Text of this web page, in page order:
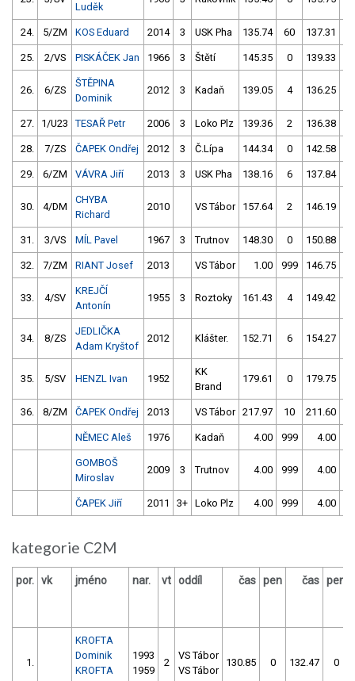
Luděk
24. 5/ZM KOS Eduard 2014 3 USK Pha 135.74 60 137.31
25. 2/VS PISKÁČEK Jan 1966 3 Štětí 145.35 0 139.33
26. 6/ZS
ŠTĚPINA
Dominik
2012 3 Kadaň 139.05 4 136.25
27. 1/U23 TESAŘ Petr 2006 3 Loko Plz 139.36 2 136.38
28. 7/ZS ČAPEK Ondřej 2012 3 Č.Lípa 144.34 0 142.58
29. 6/ZM VÁVRA Jiří 2013 3 USK Pha 138.16 6 137.84
30. 4/DM
CHYBA
Richard
2010 VS Tábor 157.64 2 146.19
31. 3/VS MÍL Pavel 1967 3 Trutnov 148.30 0 150.88
32. 7/ZM RIANT Josef 2013 VS Tábor 1.00 999 146.75
33. 4/SV
KREJČÍ
Antonín
1955 3 Roztoky 161.43 4 149.42
34. 8/ZS
JEDLIČKA
Adam Kryštof
2012 Klášter. 152.71 6 154.27
35. 5/SV HENZL Ivan 1952
KK
Brand
179.61 0 179.75
36. 8/ZM ČAPEK Ondřej 2013 VS Tábor 217.97 10 211.60
NĚMEC Aleš 1976 Kadaň 4.00 999 4.00
GOMBOŠ
Miroslav
2009 3 Trutnov 4.00 999 4.00
ČAPEK Jiří 2011 3+ Loko Plz 4.00 999 4.00
kategorie C2M
por. vk jméno nar. vt oddíl čas pen čas pen
1.
KROFTA
Dominik
KROFTA
1993
1959
2
VS Tábor
VS Tábor
130.85 0 132.47 0